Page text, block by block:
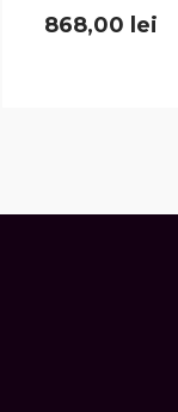
868,00 lei